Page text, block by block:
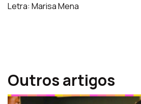
Letra: Marisa Mena
Outros artigos